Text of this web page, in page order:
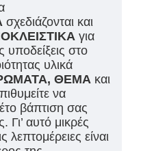
σχεδιάζονται και
για
υποδείξεις στο
υλικά
ΘΕΜΑ και
να
βάπτιση σας
Γι’ αυτό μικρές
λεπτομέρειες είναι